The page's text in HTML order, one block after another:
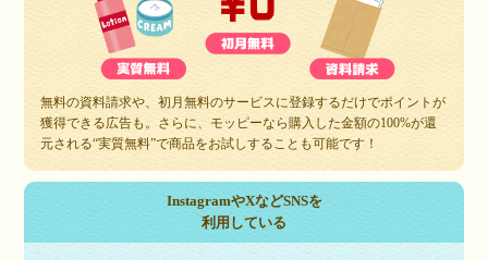
無料の資料請求や、初月無料のサービスに登録するだけでポイントが
獲得できる広告も。さらに、モッピーなら購入した金額の100%が還
元される“実質無料”で商品をお試しすることも可能です！
InstagramやXなどSNSを
利用している